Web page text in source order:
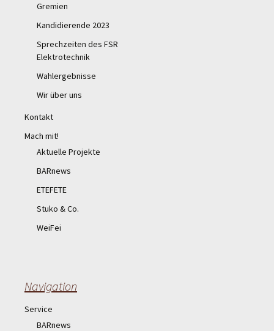
Gremien
Kandidierende 2023
Sprechzeiten des FSR
Elektrotechnik
Wahlergebnisse
Wir über uns
Kontakt
Mach mit!
Aktuelle Projekte
BARnews
ETEFETE
Stuko & Co.
WeiFei
Navigation
Service
BARnews